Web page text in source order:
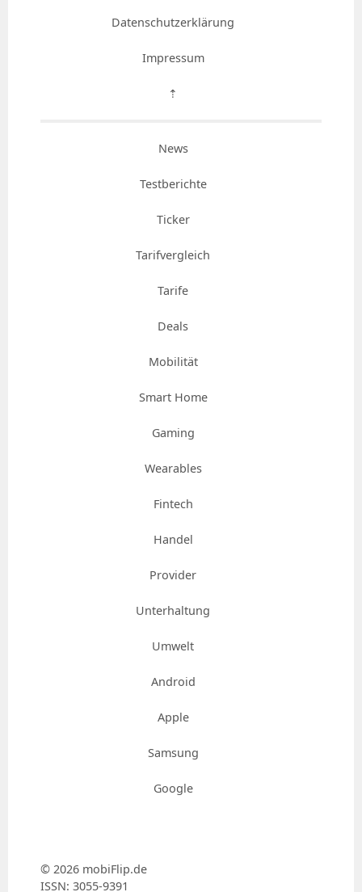
Datenschutzerklärung
Impressum
⇡
News
Testberichte
Ticker
Tarifvergleich
Tarife
Deals
Mobilität
Smart Home
Gaming
Wearables
Fintech
Handel
Provider
Unterhaltung
Umwelt
Android
Apple
Samsung
Google
© 2026 mobiFlip.de
ISSN: 3055-9391